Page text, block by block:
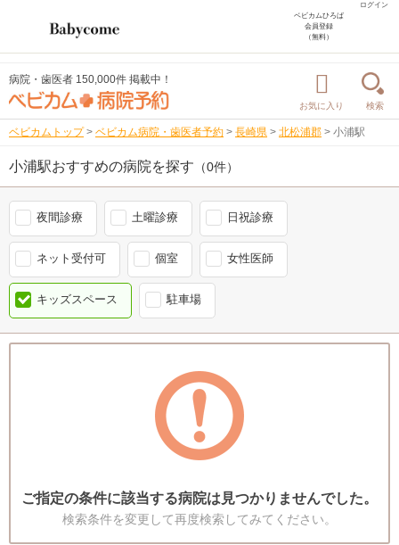
ログイン
ベビカムひろば
会員登録
（無料）
病院・歯医者 150,000件 掲載中！
お気に入り 検索
ベビカムトップ > ベビカム病院・歯医者予約 > 長崎県 > 北松浦郡 > 小浦駅
小浦駅おすすめの病院を探す （0件）
夜間診療 土曜診療 日祝診療
ネット受付可 個室 女性医師
キッズスペース 駐車場
ご指定の条件に該当する病院は見つかりませんでした。
検索条件を変更して再度検索してみてください。